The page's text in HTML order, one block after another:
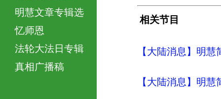
明慧文章专辑选
忆师恩
法轮大法日专辑
真相广播稿
相关节目
【大陆消息】明
【大陆消息】明